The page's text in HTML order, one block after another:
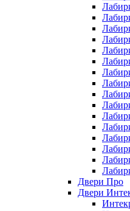
Двери Про
Двери